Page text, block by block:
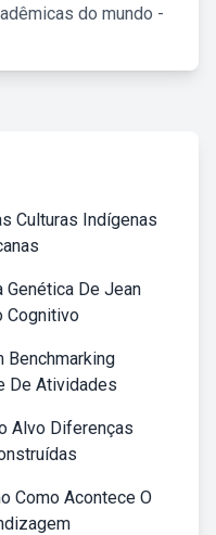
do mundo -
Culturas Indígenas
De Jean
Cognitivo
Benchmarking
De Atividades
Alvo Diferenças
Como Acontece O